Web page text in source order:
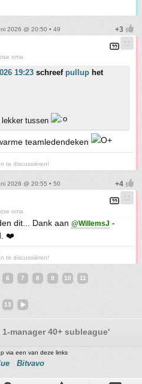
2026 @ 20:50 • 49
oma
19:23 schreef pullup het
lekker tussen
teamledendeken
te discussiëren!
2026 @ 20:55 • 50
oma
dit... Dank aan @WillemsJ -
❤️
te discussiëren!
6 7 8 9 10 11
13
manager 40+ subleague' topic
via een van deze links
Bitvavo